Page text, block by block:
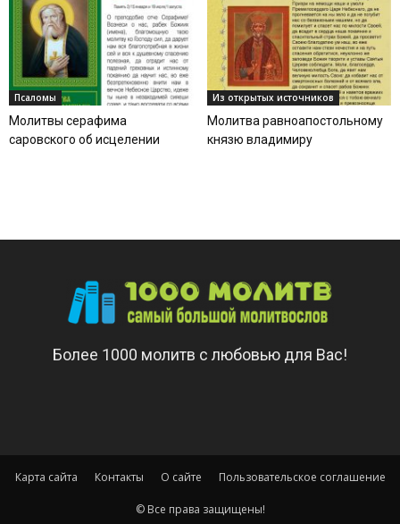
Псаломы
Молитвы серафима
саровского об исцелении
Из открытых источников
Молитва равноапостольному
князю владимиру
Более 1000 молитв с любовью для Вас!
Карта сайта Контакты О сайте Пользовательское соглашение
© Все права защищены!